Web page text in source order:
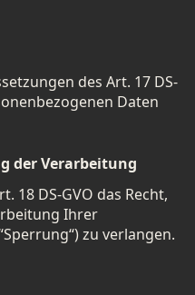
des Art. 17 DS-
Daten
der Verarbeitung
18 DS-GVO das Recht,
Ihrer
zu verlangen.